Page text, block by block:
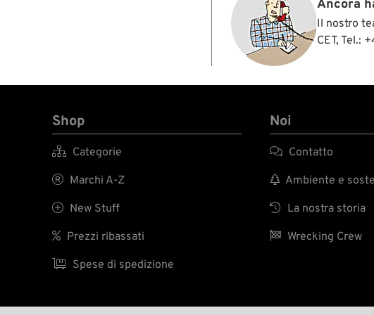
Ancora
Il nostro
CET, Tel.:
Shop
 Categorie
 Marchi A-Z
 New Stuff
 Prezzi ribassati
 Spese di spedizione
Noi
 Contatto
 Ambiente e
 La nostra storia
 Wrecking Crew